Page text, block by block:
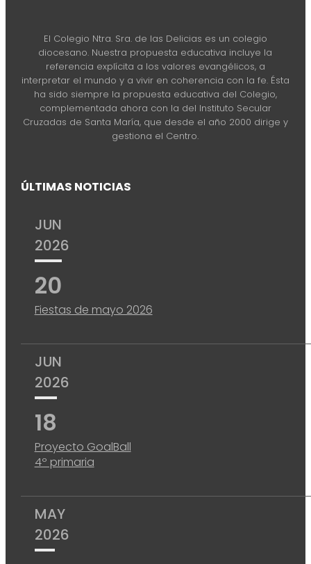
El Colegio Ntra. Sra. de las Delicias es un colegio
diocesano. Nuestra propuesta educativa incluye la
referencia explícita a los valores evangélicos, a
interpretar el mundo y a vivir en coherencia con la fe. Ésta
ha sido siempre la propuesta educativa del Colegio,
complementada ahora con la del Instituto Secular
Cruzadas de Santa María, que desde el año 2000 dirige y
gestiona el Centro.
ÚLTIMAS NOTICIAS
JUN
2026
20
Fiestas de mayo 2026
JUN
2026
18
Proyecto GoalBall
4º primaria
MAY
2026